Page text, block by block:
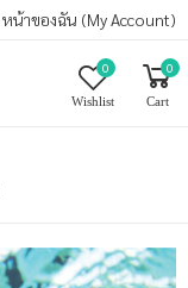
หน้าของฉัน (My Account)
0
Wishlist
0
Cart